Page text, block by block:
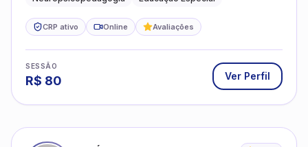
CRP ativo Online Avaliações
SESSÃO
R$ 80 Ver Perfil